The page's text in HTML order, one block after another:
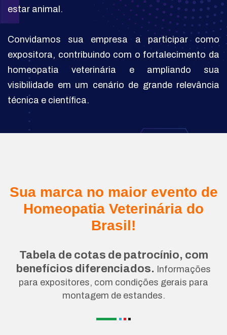
estar animal.
Convidamos sua empresa a participar como
expositora, contribuindo com o fortalecimento da
homeopatia veterinária e ampliando sua
visibilidade em um cenário de grande relevância
técnica e científica.
Sua marca no maior evento de
Homeopatia Veterinária do
Brasil!
Tabela de cotas de patrocínio, com
benefícios diferenciados. Informações
para expositores, com condições gerais para
montagem de estandes.